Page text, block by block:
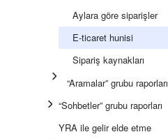
Aylara göre siparişler
E-ticaret hunisi
Sipariş kaynakları
“Aramalar” grubu raporları
“Sohbetler” grubu raporları
YRA ile gelir elde etme